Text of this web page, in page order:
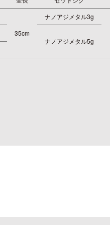
35cm
ナノアジメタル3g
ナノアジメタル5g